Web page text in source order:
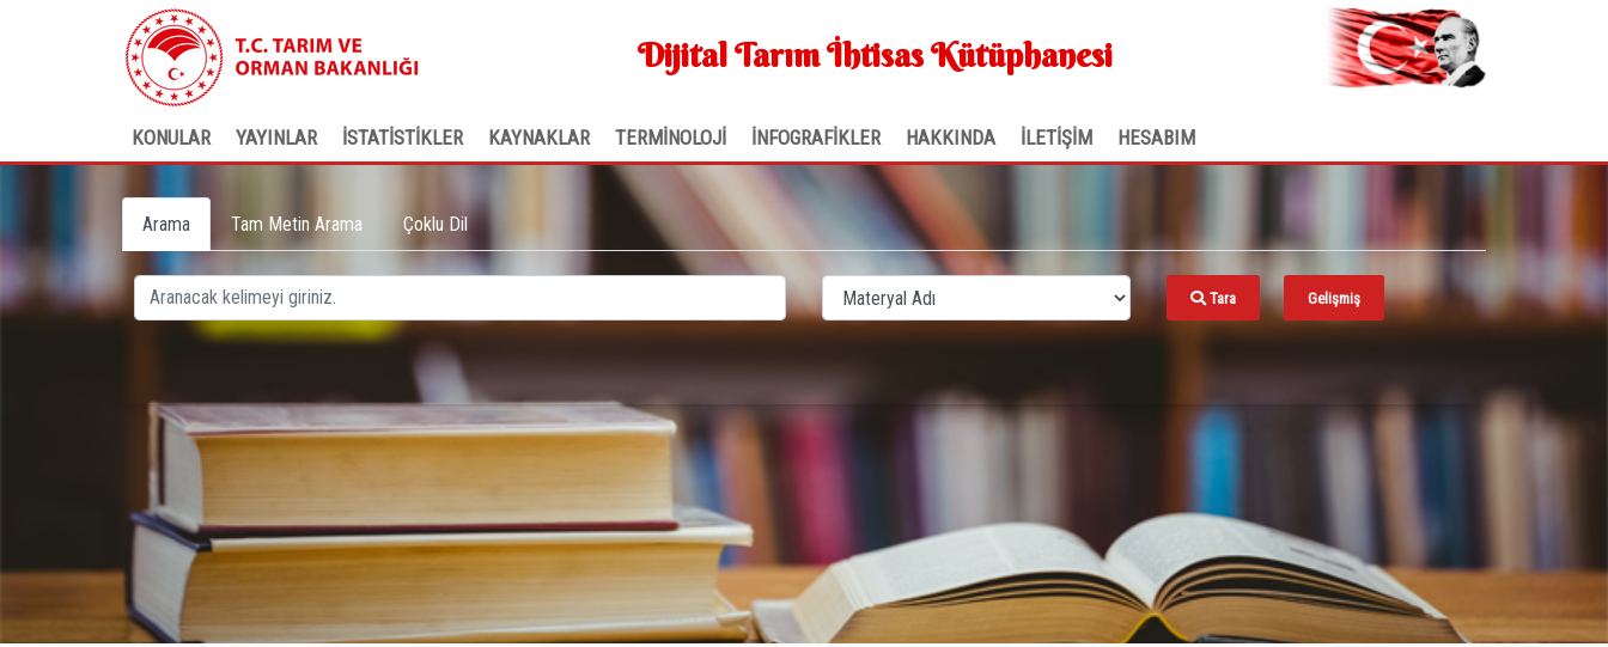
Dijital Tarım İhtisas Kütüphanesi
KONULAR YAYINLAR İSTATİSTİKLER KAYNAKLAR TERMİNOLOJİ İNFOGRAFİKLER HAKKINDA İLETİŞİM HESABIM
Arama Tam Metin Arama Çoklu Dil
Tara Gelişmiş